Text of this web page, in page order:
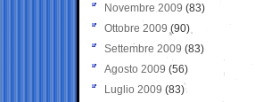
Novembre 2009 (83)
Ottobre 2009 (90)
Settembre 2009 (83)
Agosto 2009 (56)
Luglio 2009 (83)